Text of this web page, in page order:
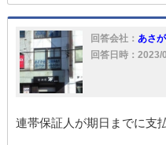
回答会社： あさ
回答日時：2023/
連帯保証人が期日までに支